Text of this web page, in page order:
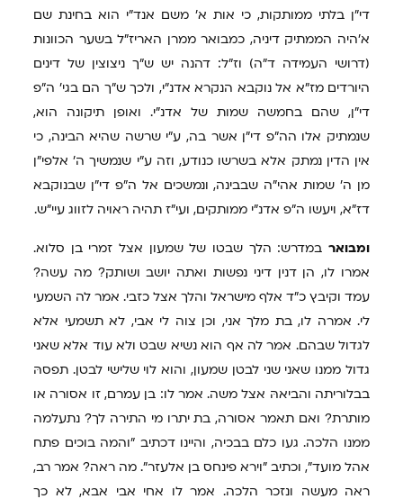
די"ן בלתי ממותקות, כי אות א' משם אנד"י הוא בחינת שם
א'היה הממתיק דיניה, כמבואר ממרן האריז"ל בשער הכוונות
(דרושי העמידה ד"ה) וז"ל: דהנה יש ש"ך ניצוצין של דינים
היורדים מז"א אל נוקבא הנקרא אדנ"י, ולכך ש"ך הם בגי' ה"פ
די"ן, שהם בחמשה שמות של אדנ"י. ואופן תיקונה הוא,
שנמתיק אלו הה"פ די"ן אשר בה, ע"י שרשה שהיא הבינה, כי
אין הדין נמתק אלא בשרשו כנודע, וזה ע"י שנמשיך ה' אלפי"ן
מן ה' שמות אהי"ה שבבינה, ונמשכים אל ה"פ די"ן שבנוקבא
דז"א, ויעשו ה"פ אדנ"י ממותקים, ועי"ז תהיה ראויה לזווג עיי"ש.
ומבואר במדרש: הלך שבטו של שמעון אצל זמרי בן סלוא.
אמרו לו, הן דנין דיני נפשות ואתה יושב ושותק? מה עשה?
עמד וקיבץ כ"ד אלף מישראל והלך אצל כזבי. אמר לה השמעי
לי. אמרה לו, בת מלך אני, וכן צוה לי אבי, לא תשמעי אלא
לגדול שבהם. אמר לה אף הוא נשיא שבט ולא עוד אלא שאני
גדול ממנו שאני שני לבטן שמעון, והוא לוי שלישי לבטן. תפסהּ
בבלוריתה והביאהּ אצל משה. אמר לו: בן עמרם, זו אסורה או
מותרת? ואם תאמר אסורה, בת יתרו מי התירה לך? נתעלמה
ממנו הלכה. געו כלם בבכיה, והיינו דכתיב "והמה בוכים פתח
אהל מועד", וכתיב "וירא פינחס בן אלעזר". מה ראה? אמר רב,
ראה מעשה ונזכר הלכה. אמר לו אחי אבי אבא, לא כך